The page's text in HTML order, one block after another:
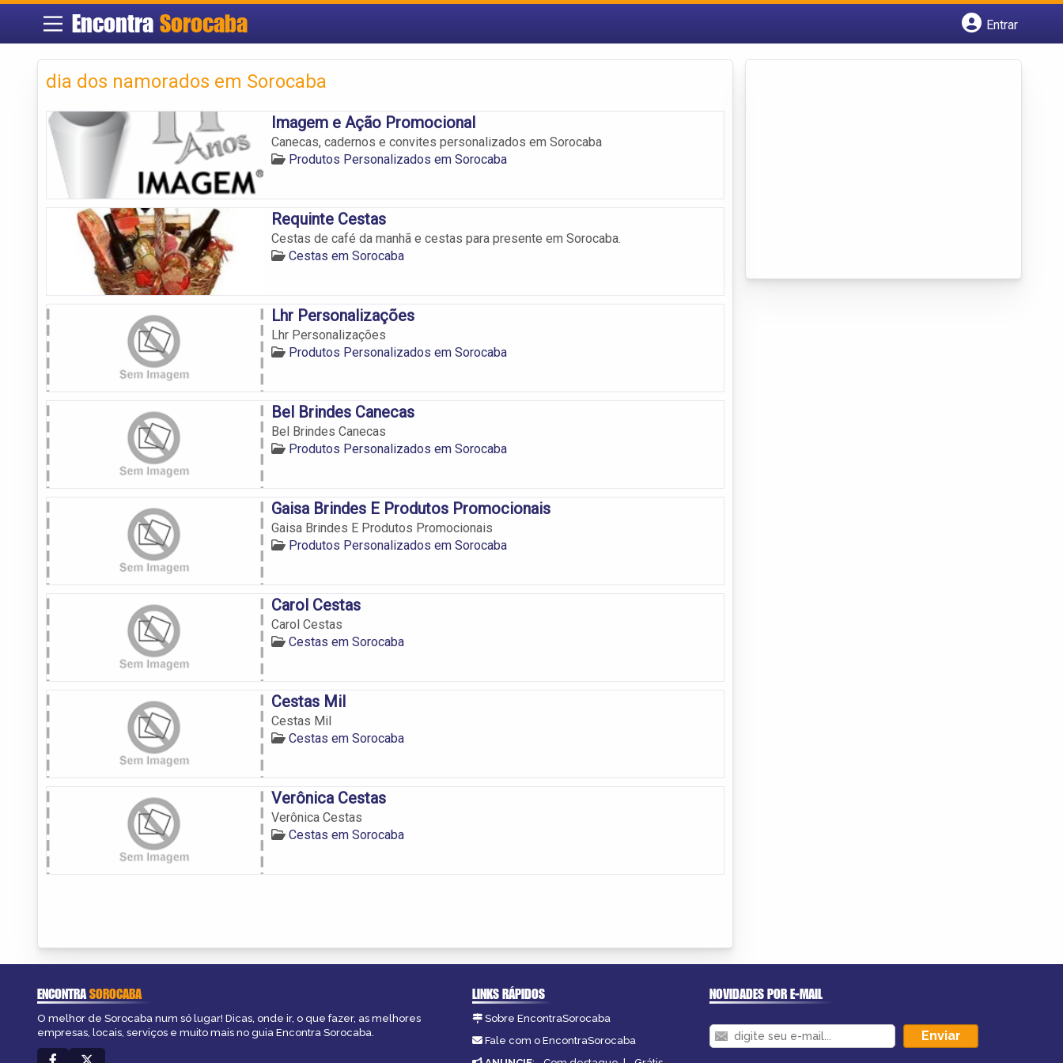
Encontra Sorocaba
Entrar
dia dos namorados em Sorocaba
Imagem e Ação Promocional
Canecas, cadernos e convites personalizados em Sorocaba
Produtos Personalizados em Sorocaba
Requinte Cestas
Cestas de café da manhã e cestas para presente em Sorocaba.
Cestas em Sorocaba
Lhr Personalizações
Lhr Personalizações
Produtos Personalizados em Sorocaba
Bel Brindes Canecas
Bel Brindes Canecas
Produtos Personalizados em Sorocaba
Gaisa Brindes E Produtos Promocionais
Gaisa Brindes E Produtos Promocionais
Produtos Personalizados em Sorocaba
Carol Cestas
Carol Cestas
Cestas em Sorocaba
Cestas Mil
Cestas Mil
Cestas em Sorocaba
Verônica Cestas
Verônica Cestas
Cestas em Sorocaba
ENCONTRASOROCABA
O melhor de Sorocaba num só lugar! Dicas, onde ir, o que fazer, as melhores
empresas, locais, serviços e muito mais no guia Encontra Sorocaba.
LINKS RÁPIDOS
Sobre EncontraSorocaba
Fale com o EncontraSorocaba
NOVIDADES POR E-MAIL